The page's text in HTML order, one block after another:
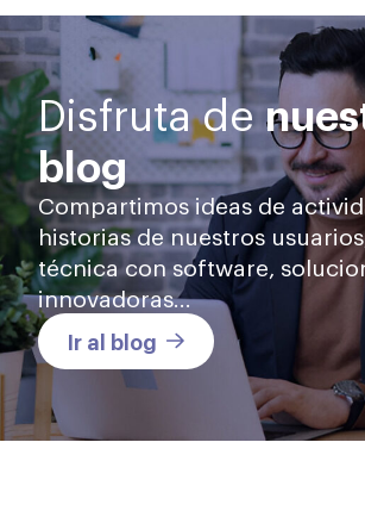
Disfruta de
blog
Compartimos ideas de
historias de nuestros
técnica con software,
innovadoras…
Ir al blog